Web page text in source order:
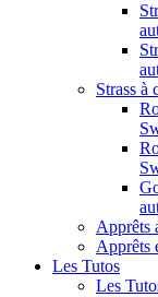
Strass à
Apprêts
Apprêts
Les Tutos
Les